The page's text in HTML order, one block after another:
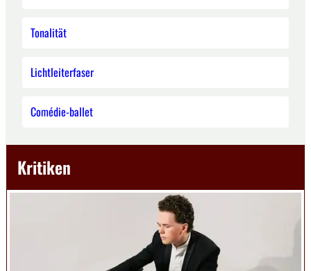
Tonalität
Lichtleiterfaser
Comédie-ballet
Kritiken